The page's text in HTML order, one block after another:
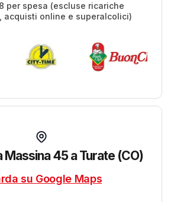
per spesa (escluse ricariche
acquisti online e superalcolici)
Massina 45 a Turate (CO)
su Google Maps